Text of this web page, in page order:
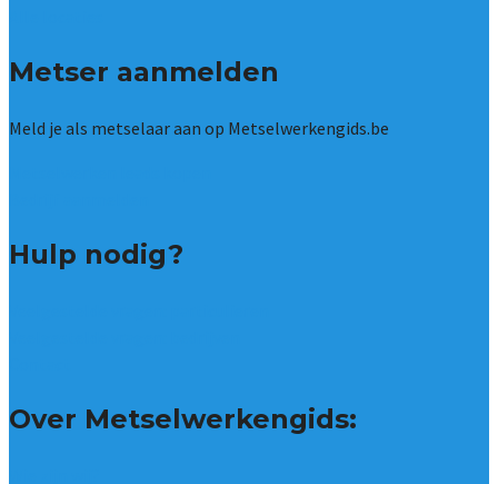
Metser aanmelden
Meld je als metselaar aan op Metselwerkengids.be
Hulp nodig?
Over Metselwerkengids: